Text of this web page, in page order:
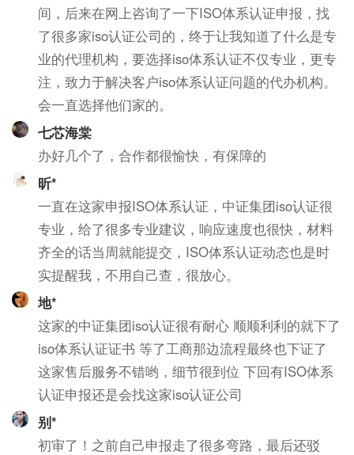
间，后来在网上咨询了一下ISO体系认证申报，找
了很多家iso认证公司的，终于让我知道了什么是专
业的代理机构，要选择iso体系认证不仅专业，更专
注，致力于解决客户iso体系认证问题的代办机构。
会一直选择他们家的。
七芯海棠
办好几个了，合作都很愉快，有保障的
昕*
一直在这家申报ISO体系认证，中证集团iso认证很
专业，给了很多专业建议，响应速度也很快，材料
齐全的话当周就能提交，ISO体系认证动态也是时
实提醒我，不用自己查，很放心。
地*
这家的中证集团iso认证很有耐心 顺顺利利的就下了
iso体系认证证书 等了工商那边流程最终也下证了
这家售后服务不错哟，细节很到位 下回有ISO体系
认证申报还是会找这家iso认证公司
别*
初审了！之前自己申报走了很多弯路，最后还驳